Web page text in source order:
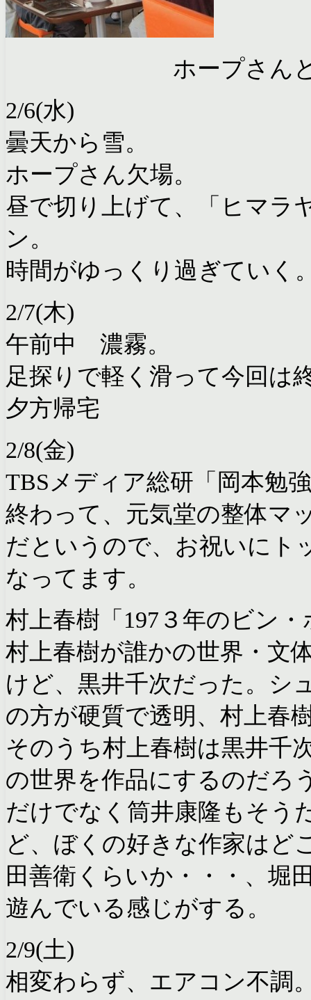
ホープさん
2/6(水)
曇天から雪。
ホープさん欠場。
昼で切り上げて、「ヒマラ
ン。
時間がゆっくり過ぎていく
2/7(木)
午前中 濃霧。
足探りで軽く滑って今回は
夕方帰宅
2/8(金)
TBSメディア総研「岡本勉
終わって、元気堂の整体マ
だというので、お祝いにト
なってます。
村上春樹「197３年のビン
村上春樹が誰かの世界・文
けど、黒井千次だった。シ
の方が硬質で透明、村上春
そのうち村上春樹は黒井千
の世界を作品にするのだろ
だけでなく筒井康隆もそう
ど、ぼくの好きな作家はど
田善衛くらいか・・・、堀
遊んでいる感じがする。
2/9(土)
相変わらず、エアコン不調